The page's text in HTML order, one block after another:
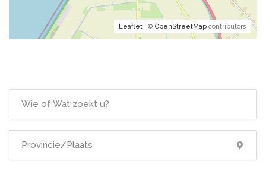
Leaflet | © OpenStreetMap contributors